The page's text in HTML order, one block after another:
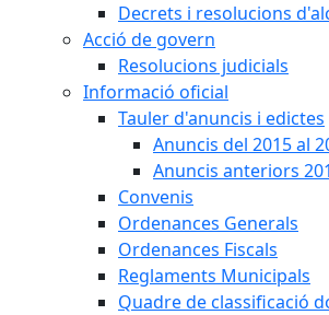
Decrets i resolucions
Acció de govern
Resolucions judicials
Informació oficial
Tauler d'anuncis i edictes
Anuncis del 2015 al
Anuncis anteriors
Convenis
Ordenances Generals
Ordenances Fiscals
Reglaments Municipals
Quadre de classificació